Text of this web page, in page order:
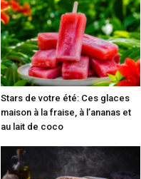
Stars de votre été: Ces glaces
maison à la fraise, à l’ananas et
au lait de coco